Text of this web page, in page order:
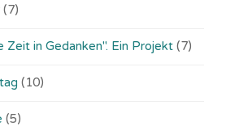
(7)
Zeit in Gedanken". Ein Projekt (7)
(10)
(5)